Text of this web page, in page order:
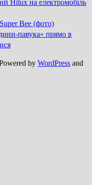
Hilux на електромобіль
Bee (фото)
павука» прямо в
by WordPress and